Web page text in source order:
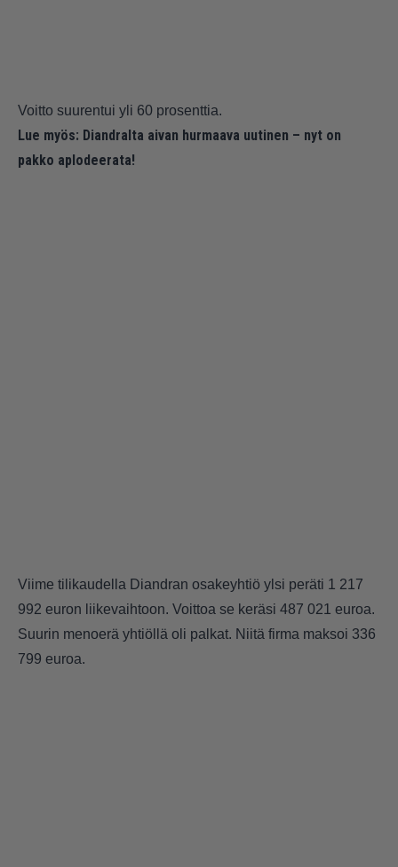
Voitto suurentui yli 60 prosenttia.
Lue myös: Diandralta aivan hurmaava uutinen – nyt on
pakko aplodeerata!
Viime tilikaudella Diandran osakeyhtiö ylsi peräti 1 217
992 euron liikevaihtoon. Voittoa se keräsi 487 021 euroa.
Suurin menoerä yhtiöllä oli palkat. Niitä firma maksoi 336
799 euroa.